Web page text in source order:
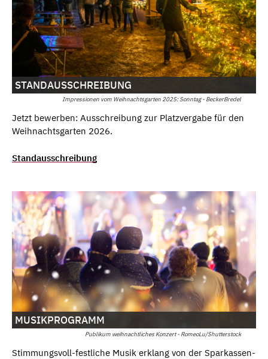
Impressionen vom Weihnachtsgarten 2025: Sonntag - BeckerBredel
STANDAUSSCHREIBUNG
Jetzt bewerben: Ausschreibung zur Platzvergabe für den
Weihnachtsgarten 2026.
Standausschreibung
Publikum weihnachtliches Konzert - RomeoLu/Shutterstock
MUSIKPROGRAMM
Stimmungsvoll-festliche Musik erklang von der Sparkassen-